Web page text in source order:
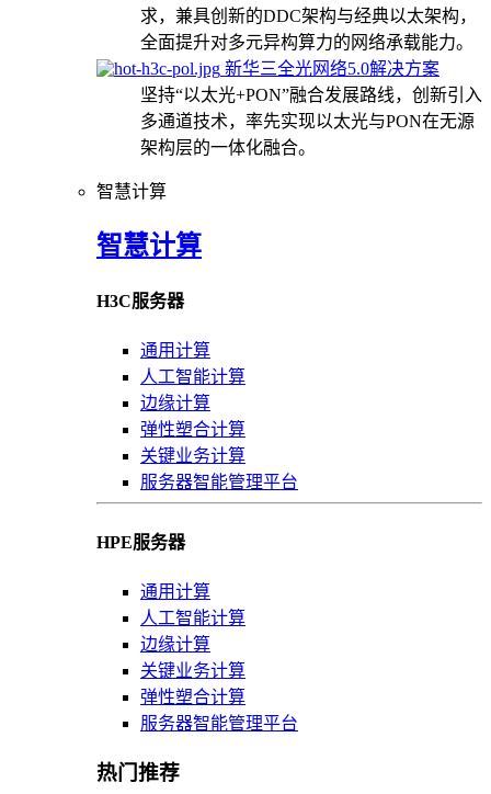
求，兼具创新的DDC架构与经典以太架构，
全面提升对多元异构算力的网络承载能力。
新华三全光网络5.0解决方案
坚持“以太光+PON”融合发展路线，创新引入
多通道技术，率先实现以太光与PON在无源
架构层的一体化融合。
智慧计算
智慧计算
H3C服务器
通用计算
人工智能计算
边缘计算
弹性塑合计算
关键业务计算
服务器智能管理平台
HPE服务器
通用计算
人工智能计算
边缘计算
关键业务计算
弹性塑合计算
服务器智能管理平台
热门推荐